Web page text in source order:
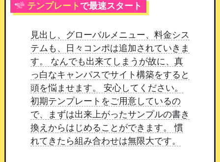
誰がいつ交換したかを、アイテムごとに確認でき
容も履歴に残ります。アイテム名は交換した時点
の名前を控えているため、あとから名前を変えて
も過去の履歴は変わりません。
テンプレート で最速スタート
見出し、グローバルメニュー、料金シス
テムも、日々コンポは追加されていきま
す。 なんでも出来てしまうが故に、真
っ白なキャンパスでサイト構築をすると
頭を悩ませます。 安心してください。
初期テンプレートをご用意しているの
で、まずは出来上がったサンプルの書き
換えからはじめることができます。 慣
れてきたら組み合わせは無限大です。